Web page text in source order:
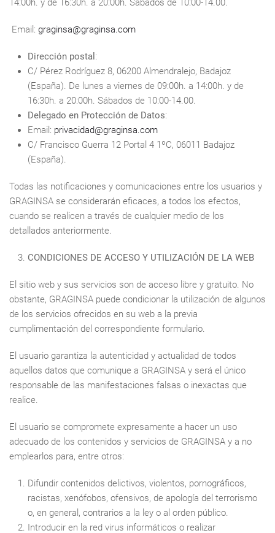
14:00h. y de 16:30h. a 20:00h. Sábados de 10:00-14.00.
Email: graginsa@graginsa.com
Dirección postal :
C/ Pérez Rodríguez 8, 06200 Almendralejo, Badajoz
(España). De lunes a viernes de 09:00h. a 14:00h. y de
16:30h. a 20:00h. Sábados de 10:00-14.00.
Delegado en Protección de Datos:
Email: privacidad@graginsa.com
C/ Francisco Guerra 12 Portal 4 1ºC, 06011 Badajoz
(España).
Todas las notificaciones y comunicaciones entre los usuarios y
GRAGINSA se considerarán eficaces, a todos los efectos,
cuando se realicen a través de cualquier medio de los
detallados anteriormente.
CONDICIONES DE ACCESO Y UTILIZACIÓN DE LA WEB
El sitio web y sus servicios son de acceso libre y gratuito. No
obstante, GRAGINSA puede condicionar la utilización de algunos
de los servicios ofrecidos en su web a la previa
cumplimentación del correspondiente formulario.
El usuario garantiza la autenticidad y actualidad de todos
aquellos datos que comunique a GRAGINSA y será el único
responsable de las manifestaciones falsas o inexactas que
realice.
El usuario se compromete expresamente a hacer un uso
adecuado de los contenidos y servicios de GRAGINSA y a no
emplearlos para, entre otros:
Difundir contenidos delictivos, violentos, pornográficos,
racistas, xenófobos, ofensivos, de apología del terrorismo
o, en general, contrarios a la ley o al orden público.
Introducir en la red virus informáticos o realizar